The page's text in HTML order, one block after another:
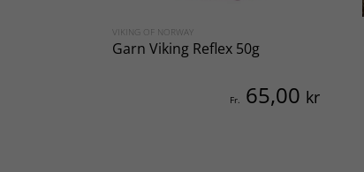
VIKING OF NORWAY
Garn Viking Reflex 50g
Fr. 65,00 kr